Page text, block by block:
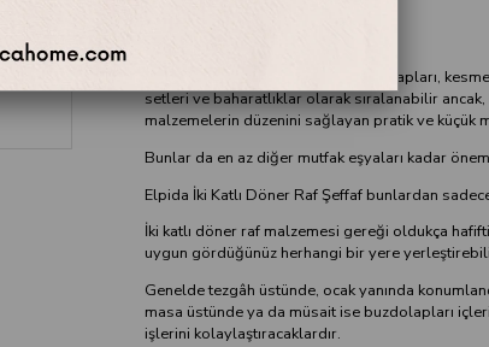
En önemli mutfak eşyaları saklama kapları,
setleri ve baharatlıklar olarak sıralanabilir ancak,
malzemelerin düzenini sağlayan pratik ve küçük
Bunlar da en az diğer mutfak eşyaları kadar
Elpida İki Katlı Döner Raf Şeffaf bunlardan
İki katlı döner raf malzemesi gereği oldukça
uygun gördüğünüz herhangi bir yere
Genelde tezgâh üstünde, ocak yanında
masa üstünde ya da müsait ise buzdolapları
işlerini kolaylaştıracaklardır.